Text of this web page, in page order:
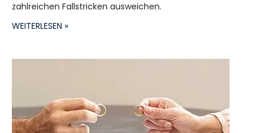
zahlreichen Fallstricken ausweichen.
WEITERLESEN »